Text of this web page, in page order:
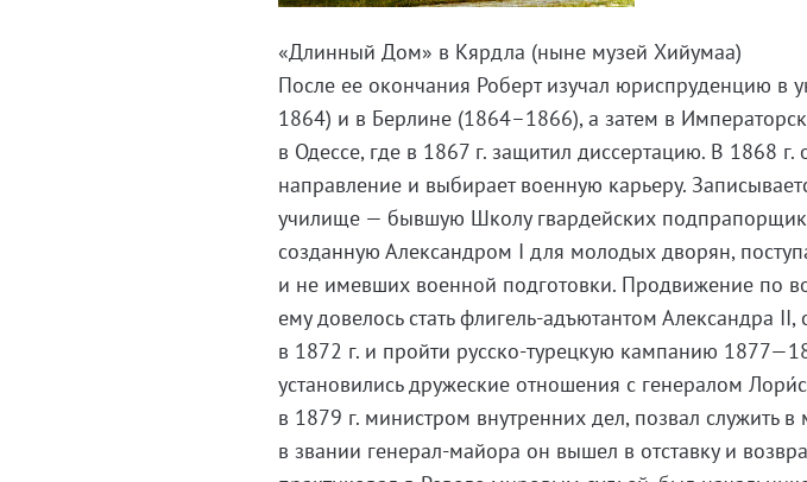
«Длинный Дом» в Кярдла (ныне музей Хийумаа)
После ее окончания Роберт изучал юриспруденцию в
1864) и в Берлине (1864–1866), а затем в
в Одессе, где в 1867 г. защитил диссертацию. В 1868 г.
направление и выбирает военную карьеру.
училище — бывшую Школу гвардейских
созданную Александром I для молодых дворян,
и не имевших военной подготовки. Продвижение по
ему довелось стать флигель-адъютантом Александра
в 1872 г. и пройти русско-турецкую кампанию
установились дружеские отношения с генералом
в 1879 г. министром внутренних дел, позвал служить в
в звании генерал-майора он вышел в отставку и